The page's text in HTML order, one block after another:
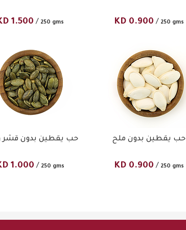
1.500 / 250 gms KD 0.900 / 250 gms
حب يقطين بدون قشر
1.000 / 250 gms
حب يقطين بدون ملح
KD 0.900 / 250 gms